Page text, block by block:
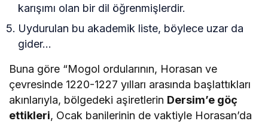
karışımı olan bir dil öğrenmişlerdir.
Uydurulan bu akademik liste, böylece uzar da
gider…
Buna göre “Mogol ordularının, Horasan ve
çevresinde 1220-1227 yılları arasında başlattıkları
akınlarıyla, bölgedeki aşiretlerin Dersim’e göç
ettikleri, Ocak banilerinin de vaktiyle Horasan’da